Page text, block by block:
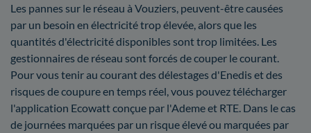
Les pannes sur le réseau à Vouziers, peuvent-être causées
par un besoin en électricité trop élevée, alors que les
quantités d'électricité disponibles sont trop limitées. Les
gestionnaires de réseau sont forcés de couper le courant.
Pour vous tenir au courant des délestages d'Enedis et des
risques de coupure en temps réel, vous pouvez télécharger
l'application Ecowatt conçue par l'Ademe et RTE. Dans le cas
de journées marquées par un risque élevé ou marquées par